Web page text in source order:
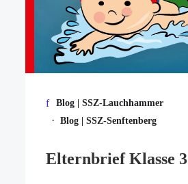
Blog | SSZ-Lauchhammer
· Blog | SSZ-Senftenberg
Elternbrief Klasse 3